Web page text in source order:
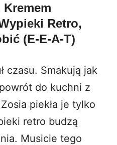
Kremem
Retro,
(E-E-A-T)
czasu. Smakują jak
do kuchni z
piekła je tylko
retro budzą
Musicie tego